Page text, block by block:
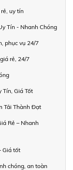
uy tín
Tín - Nhanh Chóng
phục vụ 24/7
rẻ, 24/7
Tín, Giá Tốt
Tải Thành Đạt
Rẻ – Nhanh
Giá tốt
chóng, an toàn